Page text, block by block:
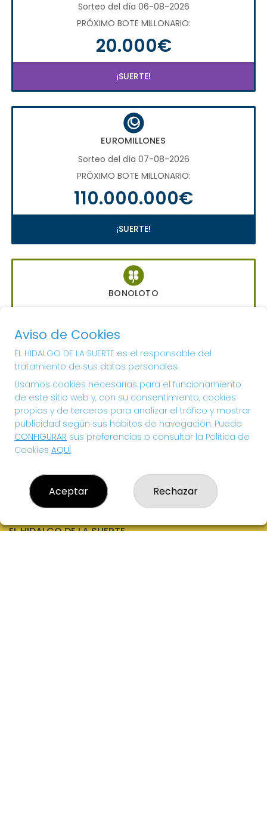
Sorteo del día 06-08-2026
PRÓXIMO BOTE MILLONARIO:
20.000€
¡SUERTE!
EUROMILLONES
Sorteo del día 07-08-2026
PRÓXIMO BOTE MILLONARIO:
110.000.000€
¡SUERTE!
BONOLOTO
PRÓXIMO BOTE MILLONARIO:
700.000€
¡SUERTE!
EL HIDALGO DE LA SUERTE
Aviso de Cookies
EL HIDALGO DE LA SUERTE es el responsable del
tratamiento de sus datos personales.
Usamos cookies necesarias para el funcionamiento
de este sitio web y, con su consentimiento, cookies
propias y de terceros para analizar el tráfico y mostrar
publicidad según sus hábitos de navegación. Puede
CONFIGURAR sus preferencias o consultar la Política de
Cookies AQUÍ.
Aceptar Rechazar